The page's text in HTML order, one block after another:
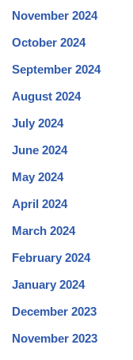
November 2024
October 2024
September 2024
August 2024
July 2024
June 2024
May 2024
April 2024
March 2024
February 2024
January 2024
December 2023
November 2023